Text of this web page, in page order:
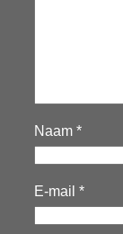
Naam *
E-mail *